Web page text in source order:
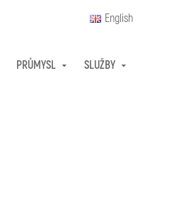
English
PRŮMYSL SLUŽBY